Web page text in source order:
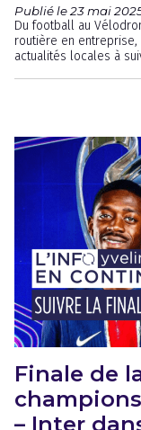
Publié le 23 mai
Du football au
routière en
actualités locales à
Finale de
– Inter